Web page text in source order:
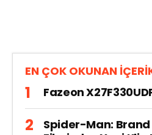
EN ÇOK OKUNAN
Fazeon
Spider-Man: Brand